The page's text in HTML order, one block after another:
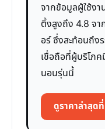
จากข้อมูลผู้ใช้ง
ติ้งสูงถึง 4.8 จา
อร์ ซึ่งสะท้อนถึง
เชื่อถือที่ผู้บริโภ
นอนรุ่นนี้
ดูราคาล่าสุด